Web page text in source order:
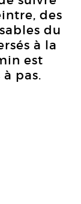
des
du
à la
est
pas.